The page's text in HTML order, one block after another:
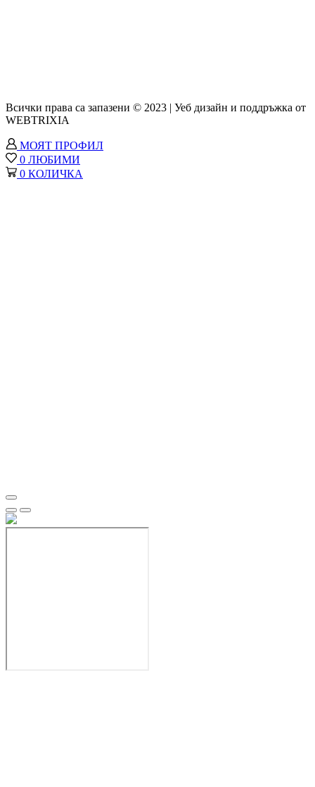
Всички права са запазени © 2023 | Уеб дизайн и поддръжка от
WEBTRIXIA
МОЯТ ПРОФИЛ
0 ЛЮБИМИ
0 КОЛИЧКА